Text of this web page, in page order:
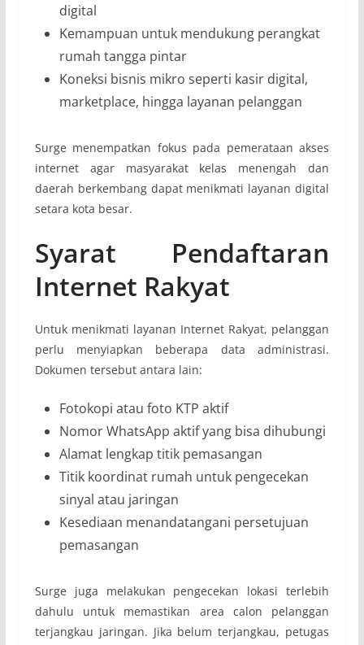
digital
Kemampuan untuk mendukung perangkat
rumah tangga pintar
Koneksi bisnis mikro seperti kasir digital,
marketplace, hingga layanan pelanggan
Surge menempatkan fokus pada pemerataan akses
internet agar masyarakat kelas menengah dan
daerah berkembang dapat menikmati layanan digital
setara kota besar.
Syarat Pendaftaran
Internet Rakyat
Untuk menikmati layanan Internet Rakyat, pelanggan
perlu menyiapkan beberapa data administrasi.
Dokumen tersebut antara lain:
Fotokopi atau foto KTP aktif
Nomor WhatsApp aktif yang bisa dihubungi
Alamat lengkap titik pemasangan
Titik koordinat rumah untuk pengecekan
sinyal atau jaringan
Kesediaan menandatangani persetujuan
pemasangan
Surge juga melakukan pengecekan lokasi terlebih
dahulu untuk memastikan area calon pelanggan
terjangkau jaringan. Jika belum terjangkau, petugas